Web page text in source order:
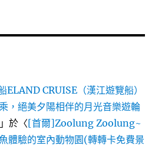
ELAND CRUISE（漢江遊覽船）
，絕美夕陽相伴的月光音樂遊輪
」於〈[首爾]Zoolung Zoolung~
體驗的室內動物園(轉轉卡免費景